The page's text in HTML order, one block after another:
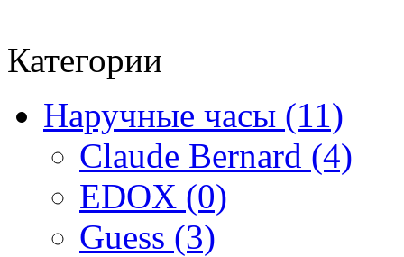
Категории
Наручные часы (11)
Claude Bernard (4)
EDOX (0)
Guess (3)